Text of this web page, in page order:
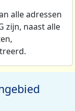
alle adressen
zijn, naast alle